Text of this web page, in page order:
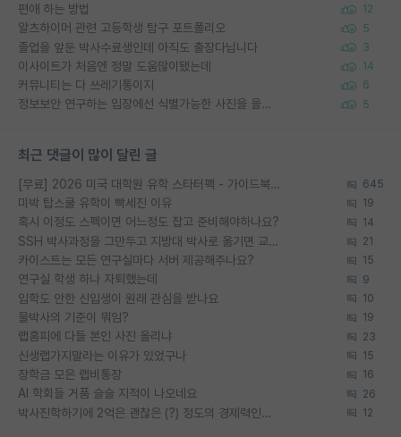
편애 하는 방법 12
알츠하이머 관련 고등학생 탐구 포트폴리오 5
졸업을 앞둔 박사수료생인데 아직도 출장다닙니다 3
이사이트가 처음엔 정말 도움많이됐는데 14
커뮤니티는 다 쓰레기통이지 6
정보보안 연구하는 입장에선 식별가능한 사진을 올리는건 비추이긴함 5
최근 댓글이 많이 달린 글
[무료] 2026 미국 대학원 유학 스타터팩 - 가이드북 & 합격자 컨택메일 템플릿 645
미박 탑스쿨 유학이 빡세진 이유 19
혹시 이정도 스펙이면 어느정도 잡고 준비해야하나요? 14
SSH 박사과정을 그만두고 지방대 박사로 옮기면 교수의 꿈은 끝일까요? 21
카이스트는 모든 연구실마다 서버 제공해주나요? 15
연구실 학생 하나 자퇴했는데 9
입학도 안한 신입생이 원래 관심을 받나요 10
물박사의 기준이 뭐임? 19
랩홈피에 다들 본인 사진 올리냐 23
신생랩가지말라는 이유가 있었구나 15
장학금 모은 랩비통장 16
AI 학회들 거품 슬슬 지적이 나오네요 26
박사진학하기에 2억은 괜찮은 (?) 정도의 경제력인가요 12